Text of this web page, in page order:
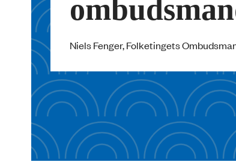
Niels Fenger, Folketingets